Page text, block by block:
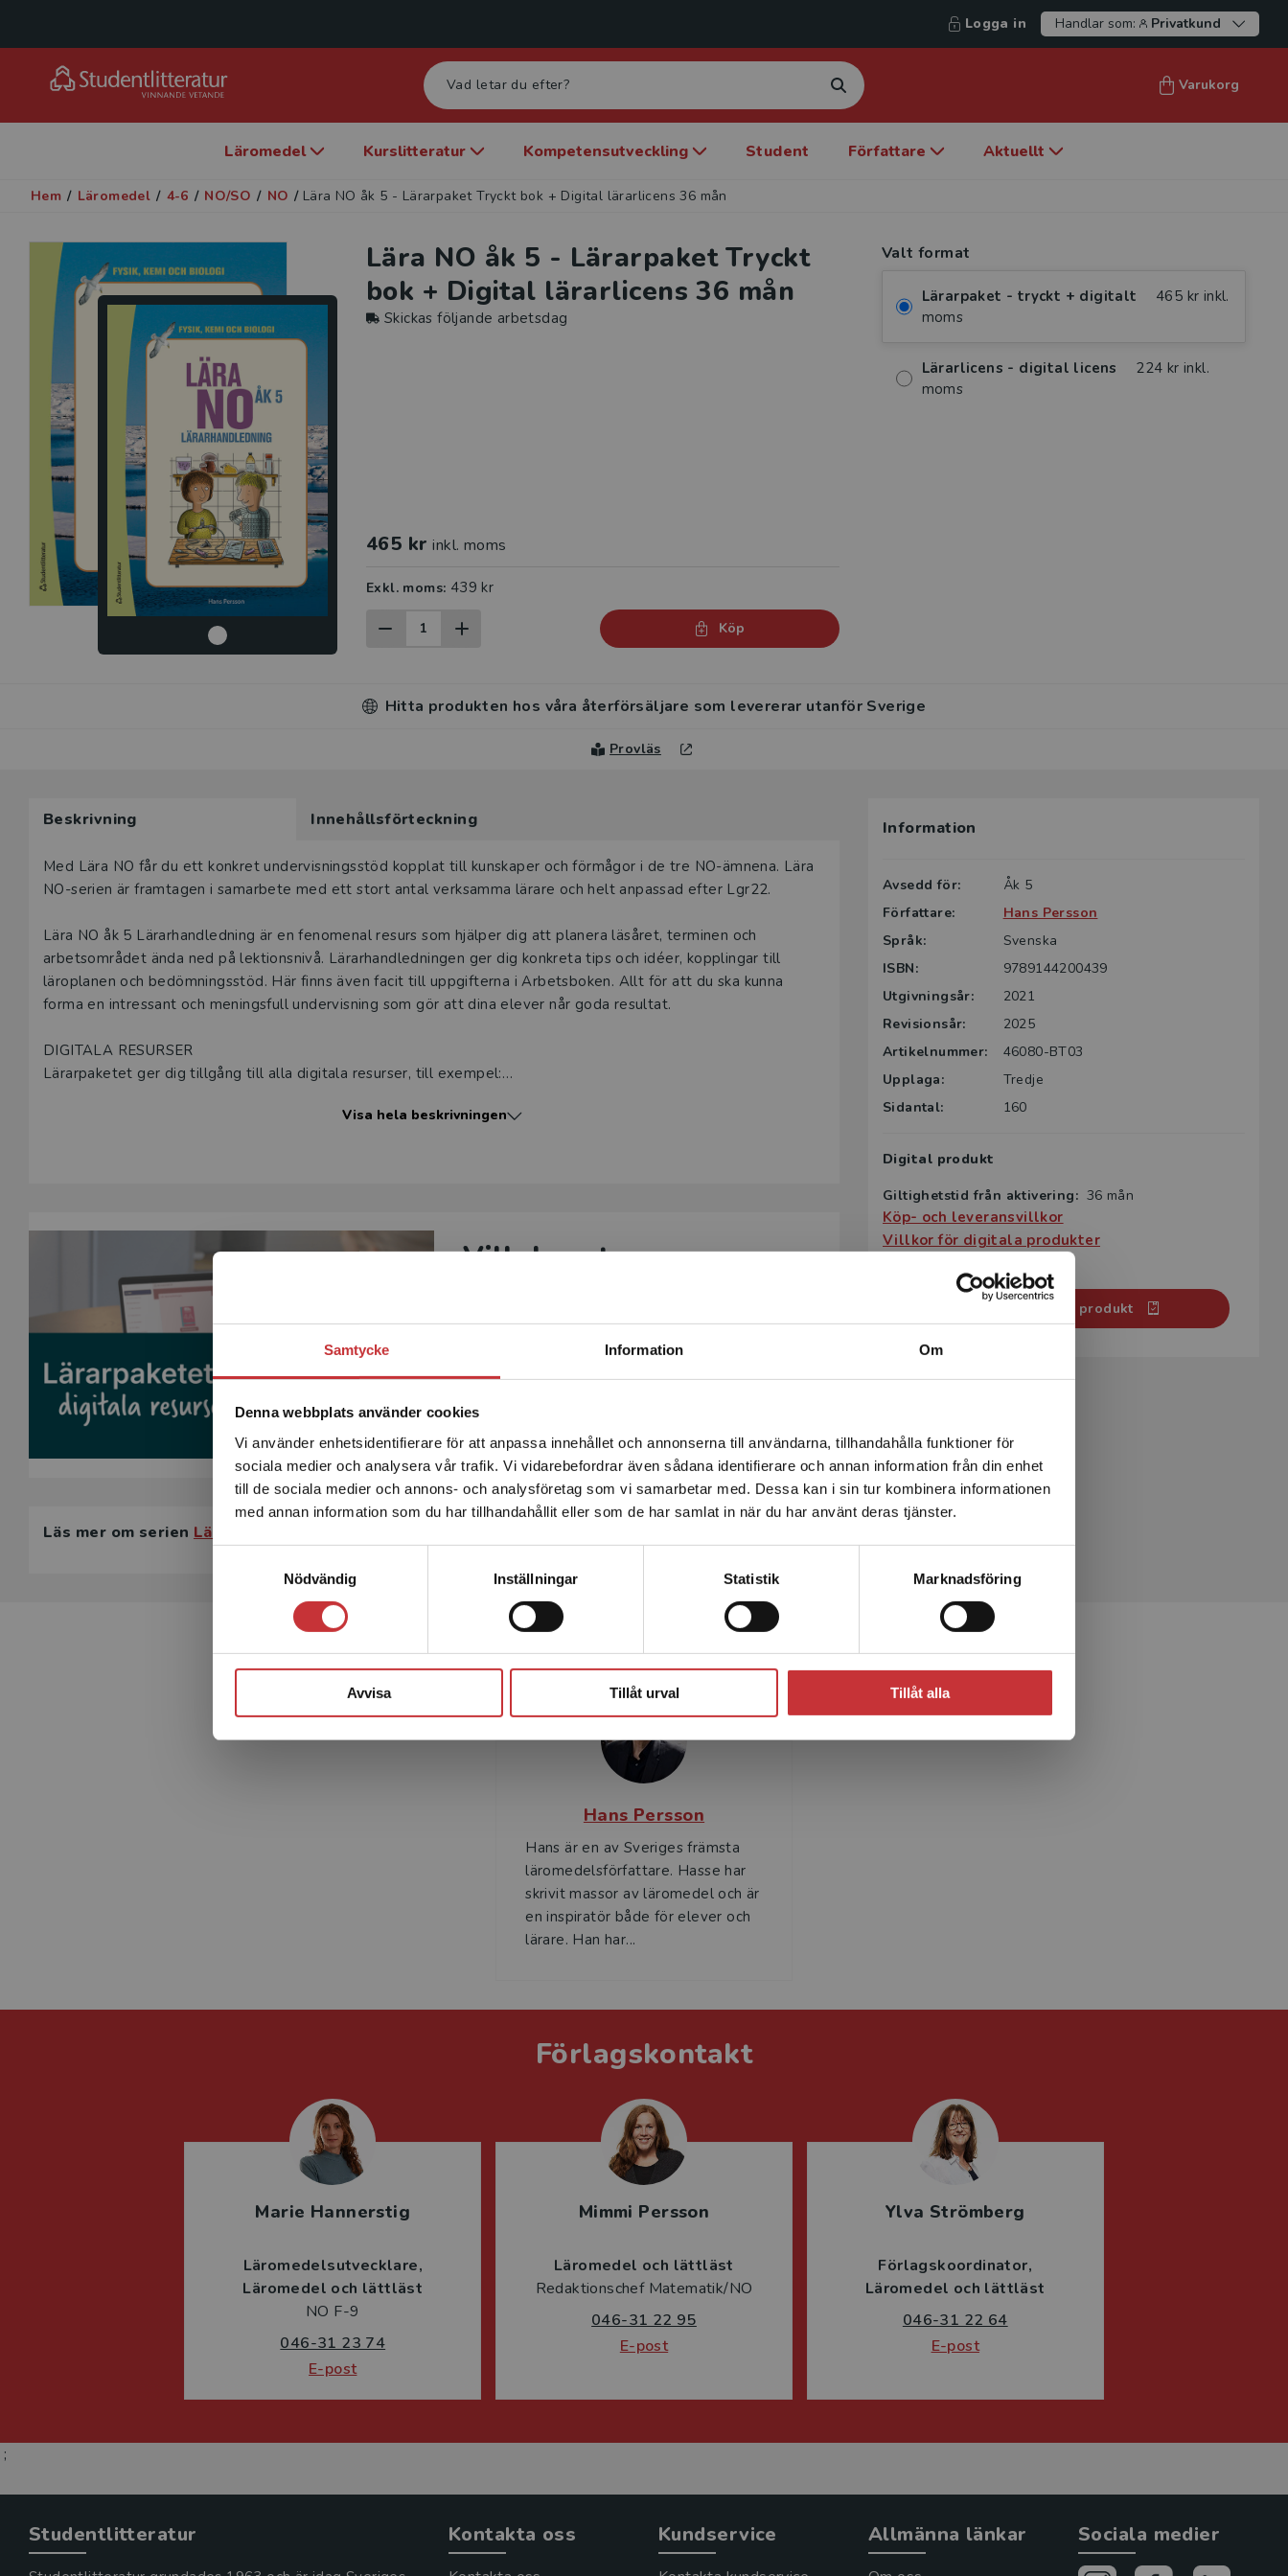
Samtycke Information Om
Denna webbplats använder cookies
Vi använder enhetsidentifierare för att anpassa innehållet och annonserna till användarna, tillhandahålla funktioner för
sociala medier och analysera vår trafik. Vi vidarebefordrar även sådana identifierare och annan information från din enhet
till de sociala medier och annons- och analysföretag som vi samarbetar med. Dessa kan i sin tur kombinera informationen
med annan information som du har tillhandahållit eller som de har samlat in när du har använt deras tjänster.
Nödvändig
Inställningar Statistik Marknadsföring
Avvisa Tillåt urval Tillåt alla
Begränsad fraktregion
Det verkar som att du besöker studentlitteratur.se via en
enhet utanför Sverige. Vi erbjuder inte leveranser utanför
Sverige. För att kunna slutföra ett köp måste
leveransadressen vara i Sverige.Läs mer
Logga in Handlar som: Privatkund
Varukorg
Läromedel Kurslitteratur Kompetensutveckling Student Författare Aktuellt
Hem / Läromedel / 4-6 / NO/SO / NO / Lära NO åk 5 - Lärarpaket Tryckt bok + Digital lärarlicens 36 mån
Lära NO åk 5 - Lärarpaket Tryckt
bok + Digital lärarlicens 36 mån
Skickas följande arbetsdag
465 kr inkl. moms
Exkl. moms: 439 kr
Köp
Valt format
Lärarpaket - tryckt + digitalt
465 kr inkl.
moms
Lärarlicens - digital licens
224 kr inkl.
moms
Hitta produkten hos våra återförsäljare som levererar utanför Sverige
Provläs
Beskrivning Innehållsförteckning
Beskrivning
Med Lära NO får du ett konkret undervisningsstöd kopplat till kunskaper och förmågor i de tre NO-ämnena. Lära
NO-serien är framtagen i samarbete med ett stort antal verksamma lärare och helt anpassad efter Lgr22.
Lära NO åk 5 Lärarhandledning är en fenomenal resurs som hjälper dig att planera läsåret, terminen och
arbetsområdet ända ned på lektionsnivå. Lärarhandledningen ger dig konkreta tips och idéer, kopplingar till
läroplanen och bedömningsstöd. Här finns även facit till uppgifterna i Arbetsboken. Allt för att du ska kunna
forma en intressant och meningsfull undervisning som gör att dina elever når goda resultat.
DIGITALA RESURSER
Lärarpaketet ger dig tillgång till alla digitala resurser, till exempel:
• Lärarhandledningen som e-bok.
Visa hela beskrivningen
Vill du veta mer om
resurser?
Kontakta oss så visar vi lärarpaketets digitala
resurser.
Läs mer om serien Lära NO
Information
Avsedd för:
Åk 5
Författare:
Hans Persson
Språk:
Svenska
ISBN:
9789144200439
Utgivningsår:
2021
Revisionsår:
2025
Artikelnummer:
46080-BT03
Upplaga:
Tredje
Sidantal:
160
Digital produkt
Giltighetstid från aktivering: 36 mån
Köp- och leveransvillkor
Villkor för digitala produkter
Aktivera digital produkt
Författare
Hans Persson
Hans är en av Sveriges främsta
läromedelsförfattare. Hasse har
skrivit massor av läromedel och är
en inspiratör både för elever och
lärare. Han har...
Förlagskontakt
Marie Hannerstig
Läromedelsutvecklare
Läromedel och lättläst
NO F-9
046-31 23 74
E-post
Mimmi Persson
Läromedel och lättläst
Redaktionschef Matematik/NO
046-31 22 95
E-post
Ylva Strömberg
Förlagskoordinator
Läromedel och lättläst
046-31 22 64
E-post
;
Studentlitteratur Kontakta oss Kundservice Allmänna länkar Sociala medier